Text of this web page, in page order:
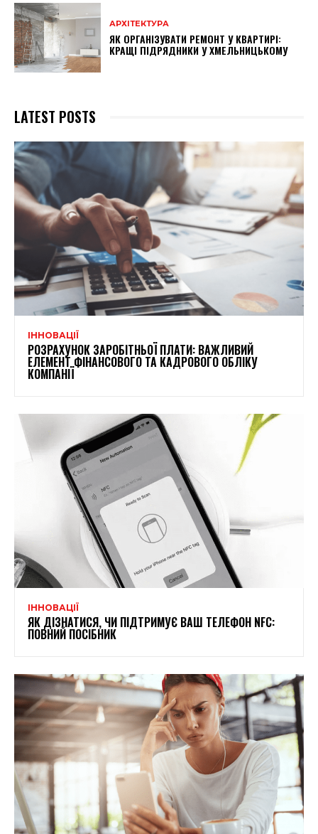
АРХІТЕКТУРА
ЯК ОРГАНІЗУВАТИ РЕМОНТ У КВАРТИРІ:
КРАЩІ ПІДРЯДНИКИ У ХМЕЛЬНИЦЬКОМУ
LATEST POSTS
ІННОВАЦІЇ
РОЗРАХУНОК ЗАРОБІТНЬОЇ ПЛАТИ: ВАЖЛИВИЙ
ЕЛЕМЕНТ ФІНАНСОВОГО ТА КАДРОВОГО ОБЛІКУ
КОМПАНІЇ
ІННОВАЦІЇ
ЯК ДІЗНАТИСЯ, ЧИ ПІДТРИМУЄ ВАШ ТЕЛЕФОН NFC:
ПОВНИЙ ПОСІБНИК